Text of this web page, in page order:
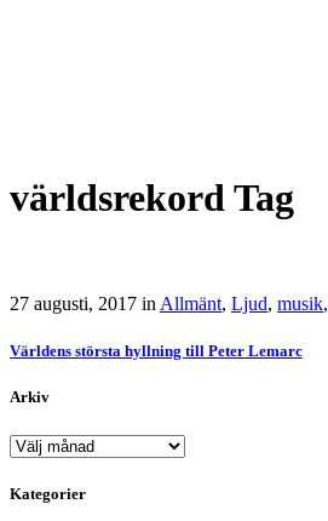
världsrekord Tag
27 augusti, 2017 in Allmänt, Ljud, musik,
Världens största hyllning till Peter Lemarc
Arkiv
Arkiv
Kategorier